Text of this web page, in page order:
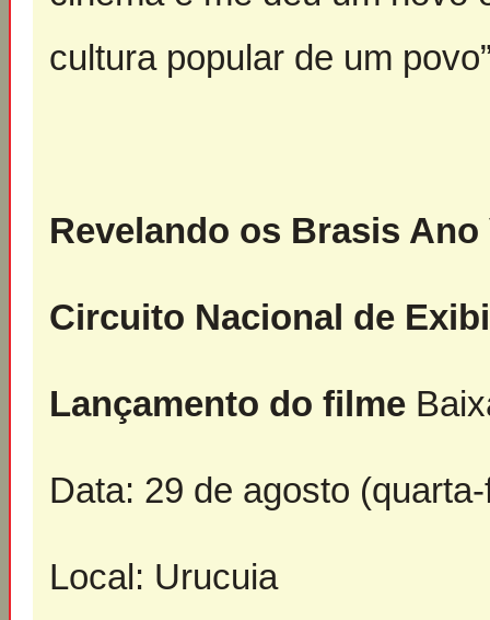
cultura popular de um
Revelando os Brasis Ano
Circuito Nacional de
Lançamento do filme
Data: 29 de agosto
Local: Urucuia